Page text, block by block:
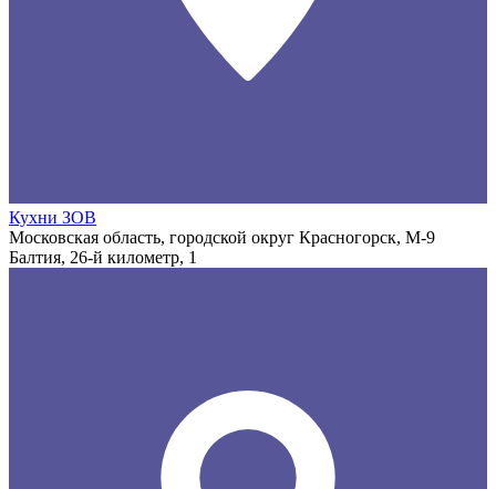
Кухни ЗОВ
Московская область, городской округ Красногорск, М-9
Балтия, 26-й километр, 1